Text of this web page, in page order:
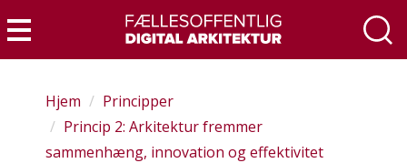
til
hovedindhold
Menu
Hjem
Principper
Princip 2: Arkitektur fremmer
sammenhæng, innovation og effektivitet